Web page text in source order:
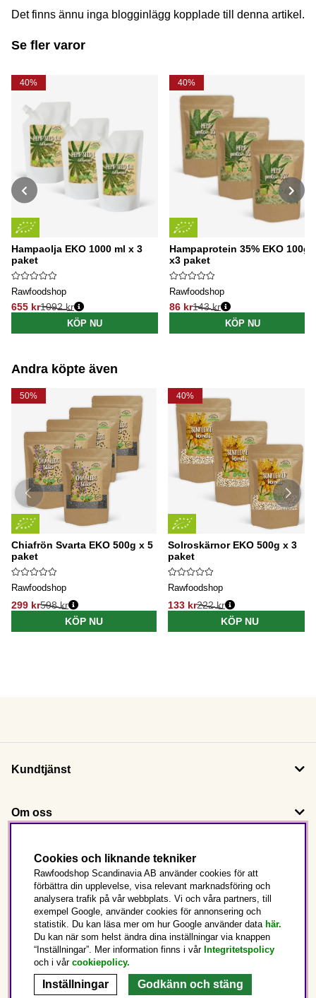
Det finns ännu inga blogginlägg kopplade till denna artikel.
Se fler varor
40%
Hampaolja EKO 1000 ml x 3
paket
Rawfoodshop
655 kr
Ordinarie pris:
1092 kr
KÖP NU
40%
Hampaprotein 35% EKO 100g
x3 paket
Rawfoodshop
86 kr
Ordinarie pris:
143 kr
KÖP NU
Andra köpte även
50%
Chiafrön Svarta EKO 500g x 5
paket
Rawfoodshop
299 kr598 kr
KÖP NU
40%
Solroskärnor EKO 500g x 3
paket
Rawfoodshop
133 kr222 kr
KÖP NU
Kundtjänst
Om oss
Följ oss
Det här är Rawfoodshop
Sverige
Cookies och liknande tekniker
Rawfoodshop Scandinavia AB använder cookies för att
förbättra din upplevelse, visa relevant marknadsföring och
analysera trafik på vår webbplats. Vi och våra partners, till
exempel Google, använder cookies för annonsering och
statistik. Du kan läsa mer om hur Google använder data här.
Du kan när som helst ändra dina inställningar via knappen
“Inställningar”. Mer information finns i vår Integritetspolicy
och i vår cookiepolicy.
Inställningar Godkänn och stäng